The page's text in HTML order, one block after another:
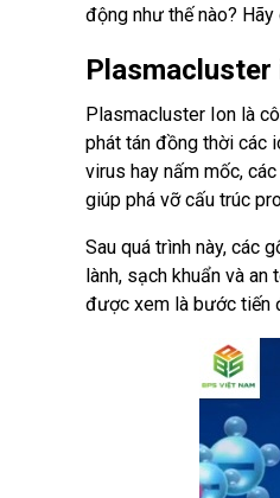
động như thế nào?
Plasmacluster
Plasmacluster Ion là
phát tán đồng thời các
virus hay nấm mốc,
giúp phá vỡ cấu trúc
Sau quá trình này, các
lành, sạch khuẩn và
được xem là bước tiến